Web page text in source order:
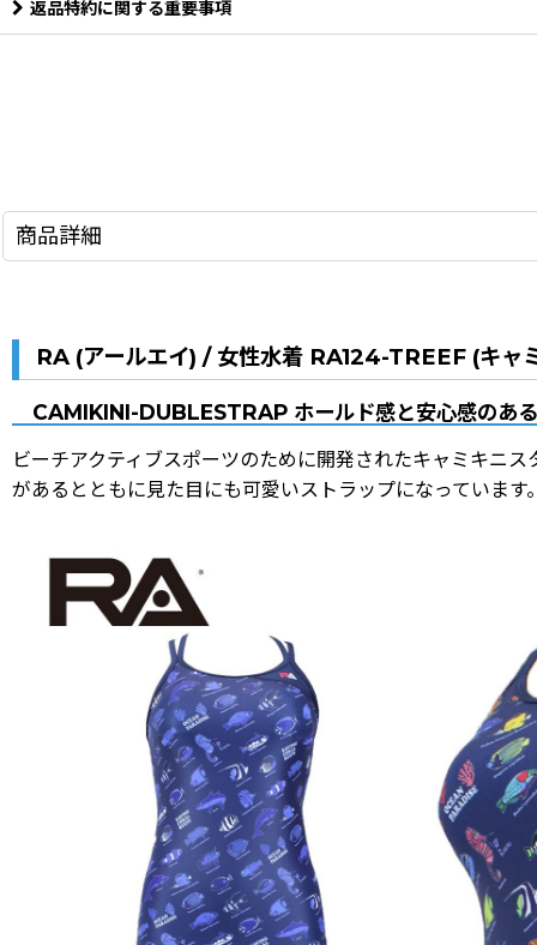
返品特約に関する重要事項
商品詳細
RA (アールエイ) / 女性水着 RA124-TREEF (キャ
CAMIKINI-DUBLESTRAP ホールド感と安心感のあ
ビーチアクティブスポーツのために開発されたキャミキニ
があるとともに見た目にも可愛いストラップになっています